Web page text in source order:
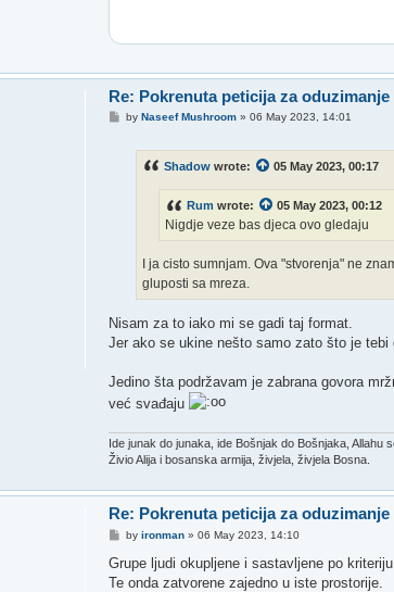
Re: Pokrenuta peticija za
PbyNaseef Mushroom »06 May 2023, 14:01
Shadow wrote: 05 May 2023, 00:17
Rum wrote: 05 May 2023, 00:12
Nigdje veze bas djeca ovo gledaju
I ja cisto sumnjam. Ova "stvorenja" ne
gluposti sa mreza.
Nisam za to iako mi se gadi taj format.
Jer ako se ukine nešto samo zato što je
Jedino šta podržavam je zabrana govora
već svađaju
Ide junak do junaka, ide Bošnjak do Bošnjaka, Allahu
Živio Alija i bosanska armija, živjela, živjela Bosna.
Re: Pokrenuta peticija za
P
s
byironman »06 May 2023, 14:10
Grupe ljudi okupljene i sastavljene po
Te onda zatvorene zajedno u iste prostorije.